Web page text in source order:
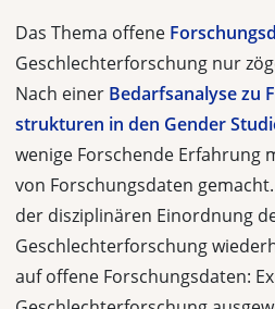
Das Thema offene
Geschlechterforschung nur
Nach einer Bedarfsanalyse zu
strukturen in den Gender
wenige Forschende Erfah­rung
von Forschungsdaten
der disziplinären Einordnung
Geschlechterforschung
auf offene Forschungsdaten: